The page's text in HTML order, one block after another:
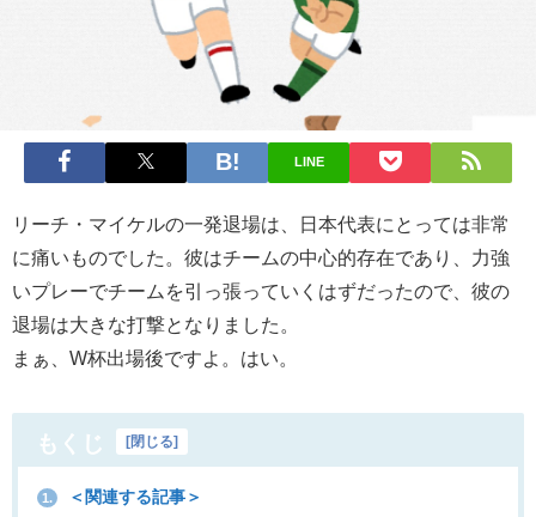
LINE
リーチ・マイケルの一発退場は、日本代表にとっては非常
に痛いものでした。彼はチームの中心的存在であり、力強
いプレーでチームを引っ張っていくはずだったので、彼の
退場は大きな打撃となりました。
まぁ、W杯出場後ですよ。はい。
もくじ [閉じる]
1. ＜関連する記事＞